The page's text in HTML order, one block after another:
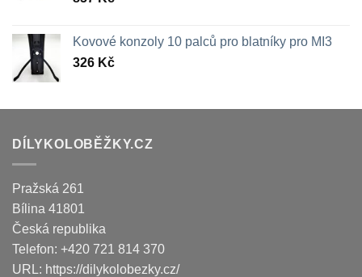
Kovové konzoly 10 palců pro blatníky pro MI3
326 Kč
DÍLYKOLOBĚŽKY.CZ
Pražská 261
Bílina 41801
Česká republika
Telefon: +420 721 814 370
URL: https://dilykolobezky.cz/